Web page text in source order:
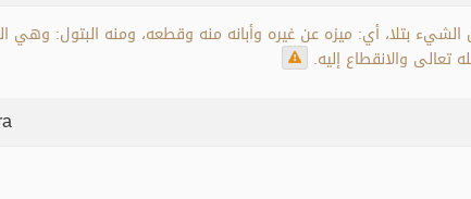
بتلا، أي: ميزه عن غيره وأبانه منه وقطعه، ومنه البتول: وهي
تعالى والانقطاع إليه.